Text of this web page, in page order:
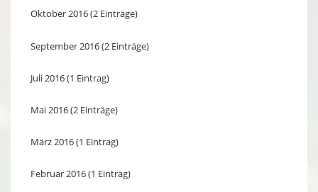
Oktober 2016 (2 Einträge)
September 2016 (2 Einträge)
Juli 2016 (1 Eintrag)
Mai 2016 (2 Einträge)
März 2016 (1 Eintrag)
Februar 2016 (1 Eintrag)